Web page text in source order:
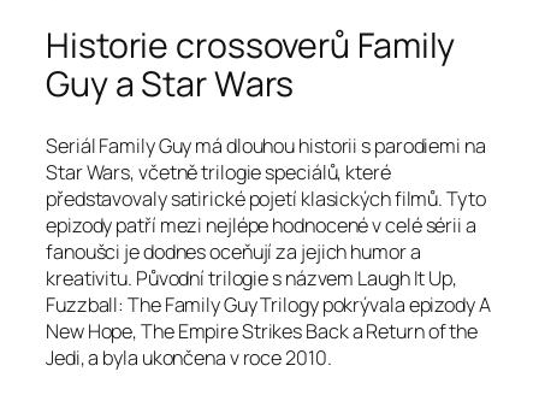
Historie crossoverů Family
Guy a Star Wars
Seriál Family Guy má dlouhou historii s parodiemi na
Star Wars, včetně trilogie speciálů, které
představovaly satirické pojetí klasických filmů. Tyto
epizody patří mezi nejlépe hodnocené v celé sérii a
fanoušci je dodnes oceňují za jejich humor a
kreativitu. Původní trilogie s názvem Laugh It Up,
Fuzzball: The Family Guy Trilogy pokrývala epizody A
New Hope, The Empire Strikes Back a Return of the
Jedi, a byla ukončena v roce 2010.